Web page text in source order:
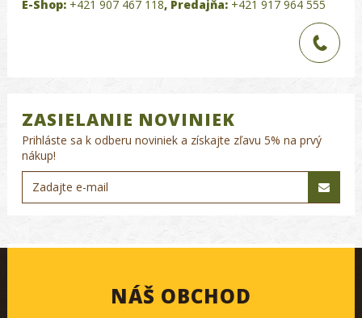
E-Shop: +421 907 467 118, Predajňa: +421 917 964 555
ZASIELANIE NOVINIEK
Prihláste sa k odberu noviniek a získajte zľavu 5% na prvý
nákup!
NÁŠ OBCHOD